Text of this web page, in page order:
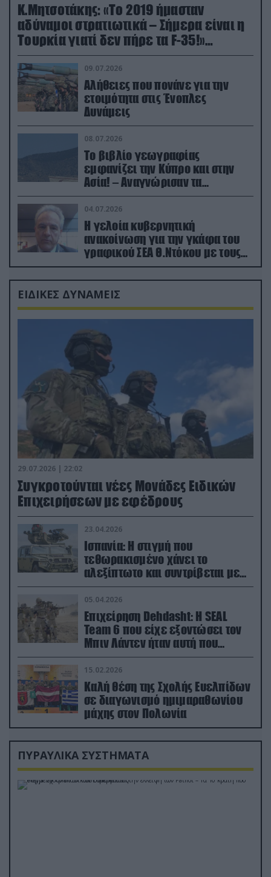
Κ.Μητσοτάκης: «Το 2019 ήμασταν
αδύναμοι στρατιωτικά – Σήμερα είναι η
Τουρκία γιατί δεν πήρε τα F-35!»
(βίντεο)
09.07.2026
Αλήθειες που πονάνε για την
ετοιμότητα στις Ένοπλες
Δυνάμεις
08.07.2026
Το βιβλίο γεωγραφίας
εμφανίζει την Κύπρο και στην
Ασία! – Αναγνώρισαν τα
κατεχόμενα; (φωτο)
04.07.2026
Η γελοία κυβερνητική
ανακοίνωση για την γκάφα του
γραφικού ΣΕΑ Θ.Ντόκου με τους
Ρώσους φαρσέρ
ΕΙΔΙΚΕΣ ΔΥΝΑΜΕΙΣ
29.07.2026 | 22:02
Συγκροτούνται νέες Μονάδες Ειδικών
Επιχειρήσεων με εφέδρους
23.04.2026
Ισπανία: Η στιγμή που
τεθωρακισμένο χάνει το
αλεξίπτωτο και συντρίβεται με
ορμή στο έδαφος (βίντεο)
05.04.2026
Επιχείρηση Dehdasht: Η SEAL
Team 6 που είχε εξοντώσει τον
Μπιν Λάντεν ήταν αυτή που
διέσωσε τον πιλότο του F-15
15.02.2026
Καλή θέση της Σχολής Ευελπίδων
σε διαγωνισμό ημιμαραθωνίου
μάχης στον Πολωνία
ΠΥΡΑΥΛΙΚΑ ΣΥΣΤΗΜΑΤΑ